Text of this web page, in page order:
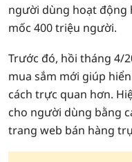
người dùng hoạt động
mốc 400 triệu người.
Trước đó, hồi tháng 4/
mua sắm mới giúp
cách trực quan hơn.
cho người dùng bằng
trang web bán hàng